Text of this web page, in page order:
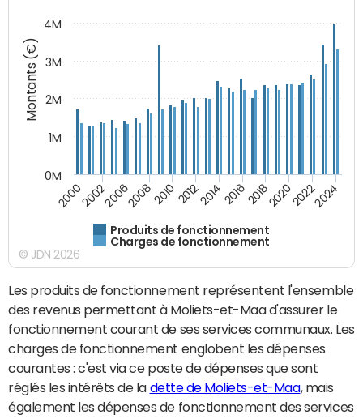
Montants (€)
Produits de fonctionnement
Charges de fonctionnement
20002002200620082010 2012201420162018202020222024
0M
1M
2M
3M
4M
© JDN 2026
Les produits de fonctionnement représentent l'ensemble
des revenus permettant à Moliets-et-Maa d'assurer le
fonctionnement courant de ses services communaux. Les
charges de fonctionnement englobent les dépenses
courantes : c'est via ce poste de dépenses que sont
réglés les intérêts de la dette de Moliets-et-Maa, mais
également les dépenses de fonctionnement des services